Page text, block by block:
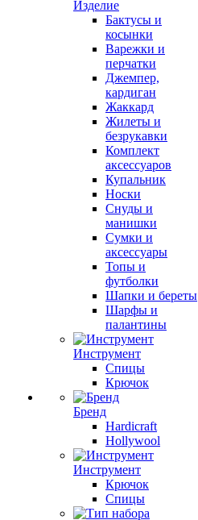
Изделие
Бактусы и
косынки
Варежки и
перчатки
Джемпер,
кардиган
Жаккард
Жилеты и
безрукавки
Комплект
аксессуаров
Купальник
Носки
Снуды и
манишки
Сумки и
аксессуары
Топы и
футболки
Шапки и береты
Шарфы и
палантины
Инструмент
Спицы
Крючок
Бренд
Hardicraft
Hollywool
Инструмент
Крючок
Спицы